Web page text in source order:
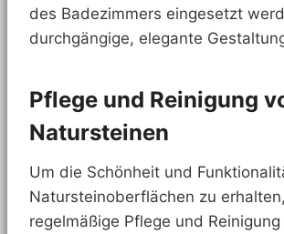
des Badezimmers eingesetzt
durchgängige, elegante
Pflege und Reinigung
Natursteinen
Um die Schönheit und
Natursteinoberflächen zu
regelmäßige Pflege und